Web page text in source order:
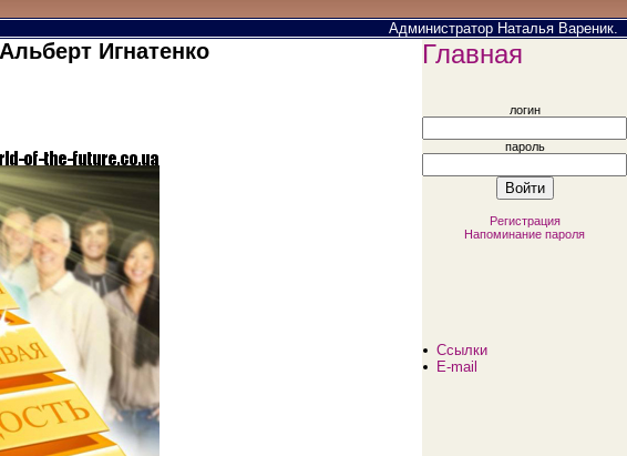
Администратор Наталья Вареник.
Игнатенко Главная
логин
пароль
Регистрация
Напоминание пароля
Ссылки
E-mail